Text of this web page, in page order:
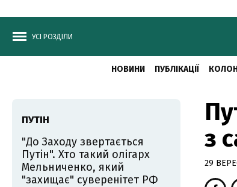
УСІ РОЗДІЛИ
НОВИНИ ПУБЛІКАЦІЇ
з
29
ПУТІН
"До Заходу звертається
Путін". Хто такий олігарх
Мельниченко, який
"захищає" суверенітет РФ